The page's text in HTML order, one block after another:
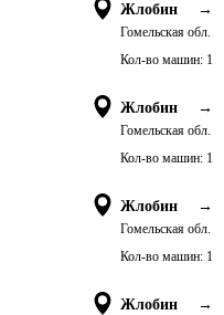
Жлобин →
Гомельская обл.
Кол-во машин: 1
Жлобин →
Гомельская обл.
Кол-во машин: 1
Жлобин →
Гомельская обл.
Кол-во машин: 1
Жлобин →